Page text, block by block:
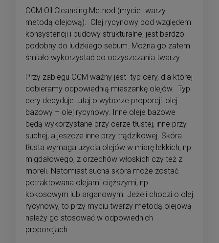
OCM Oil Cleansing Method (mycie twarzy
metodą olejową). Olej rycynowy pod względem
konsystencji i budowy strukturalnej jest bardzo
podobny do ludzkiego sebum. Można go zatem
śmiało wykorzystać do oczyszczania twarzy.
Przy zabiegu OCM ważny jest typ cery, dla której
dobieramy odpowiednią mieszankę olejów. Typ
cery decyduje tutaj o wyborze proporcji: olej
bazowy – olej rycynowy. Inne oleje bazowe
będą wykorzystane przy cerze tłustej, inne przy
suchej, a jeszcze inne przy trądzikowej. Skóra
tłusta wymaga użycia olejów w miarę lekkich, np.
migdałowego, z orzechów włoskich czy też z
moreli. Natomiast sucha skóra może zostać
potraktowana olejami cięższymi, np.
kokosowym lub arganowym. Jeżeli chodzi o olej
rycynowy, to przy myciu twarzy metodą olejową
należy go stosować w odpowiednich
proporcjach: